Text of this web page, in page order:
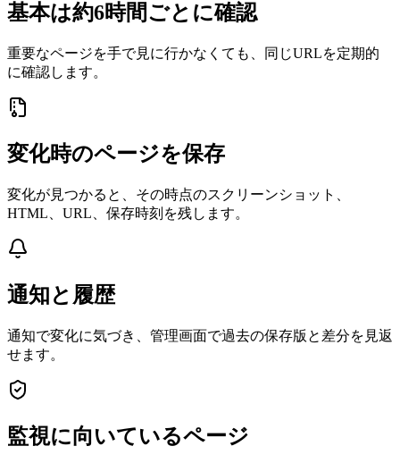
基本は約6時間ごとに確認
重要なページを手で見に行かなくても、同じURLを定期的
に確認します。
変化時のページを保存
変化が見つかると、その時点のスクリーンショット、
HTML、URL、保存時刻を残します。
通知と履歴
通知で変化に気づき、管理画面で過去の保存版と差分を見返
せます。
監視に向いているページ